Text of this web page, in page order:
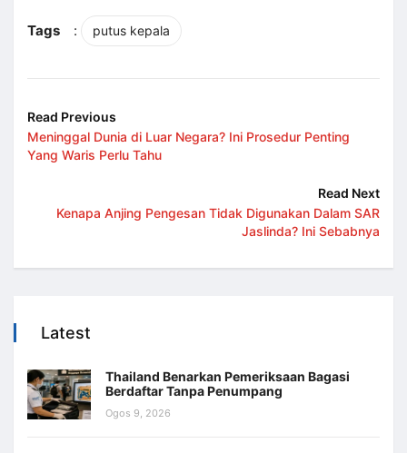
Tags
: putus kepala
Read Previous
Meninggal Dunia di Luar Negara? Ini Prosedur Penting
Yang Waris Perlu Tahu
Read Next
Kenapa Anjing Pengesan Tidak Digunakan Dalam SAR
Jaslinda? Ini Sebabnya
Latest
Thailand Benarkan Pemeriksaan Bagasi
Berdaftar Tanpa Penumpang
Ogos 9, 2026